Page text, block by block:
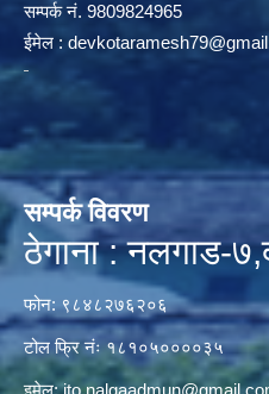
सम्पर्क न‌ं. 9809824965
ईमेल :
सम्पर्क विवरण
ठेगाना : नलगाड-
फोन: ९८४८२७६२०६
टोल फ्रि नंः १८१०५००००३५
इमेल: